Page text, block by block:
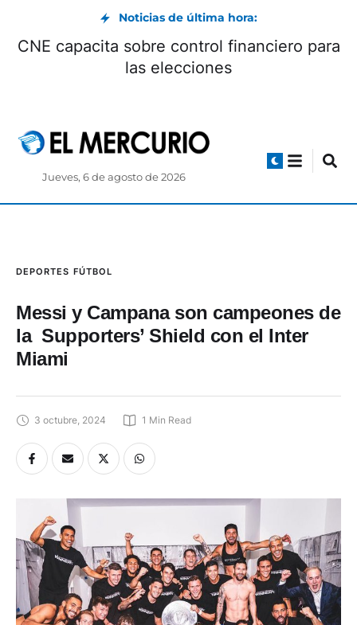
Noticias de última hora:
vínculos con redes de
mercenarios colombianos
CNE capacita
Jueves, 6 de agosto de 2026
DEPORTES FÚTBOL
Messi y Campana son campeones de
la Supporters’ Shield con el Inter
Miami
3 octubre, 2024 1 Min Read